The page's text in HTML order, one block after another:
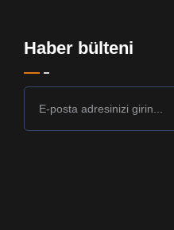
Haber bülteni